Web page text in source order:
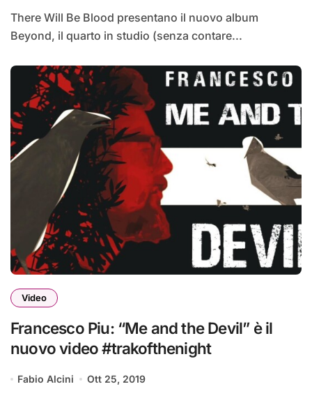
There Will Be Blood presentano il nuovo album
Beyond, il quarto in studio (senza contare...
Video
Francesco Piu: “Me and the Devil” è il
nuovo video #trakofthenight
Fabio Alcini Ott 25, 2019